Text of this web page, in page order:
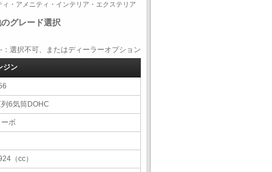
ィ・アメニティ・インテリア・エクステリア
グレード選択
択不可、またはディーラーオプション
ジン
6気筒DOHC
ボ
（cc）